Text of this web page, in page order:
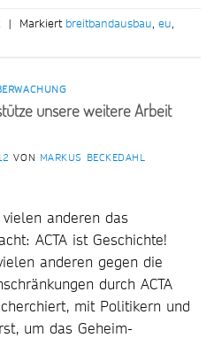
| Markiert breitbandausbau, eu,
unsere weitere Arbeit
VON MARKUS BECKEDAHL
anderen das
ACTA ist Geschichte!
anderen gegen die
durch ACTA
mit Politikern und
um das Geheim-